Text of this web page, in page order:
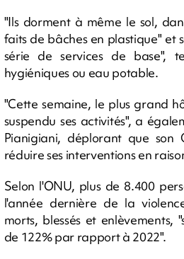
"Ils dorment à même le sol,
faits de bâches en plastique" et
série de services de base",
hygiéniques ou eau potable.
"Cette semaine, le plus grand
suspendu ses activités", a
Pianigiani, déplorant que son
réduire ses interventions en
Selon l'ONU, plus de 8.400
l'année dernière de la
morts, blessés et enlèvements,
de 122% par rapport à 2022".